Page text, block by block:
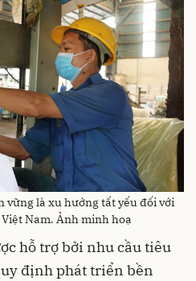
vững là xu hướng tất yếu đối với
Nam. Ảnh minh hoạ
hỗ trợ bởi nhu cầu tiêu
định phát triển bền